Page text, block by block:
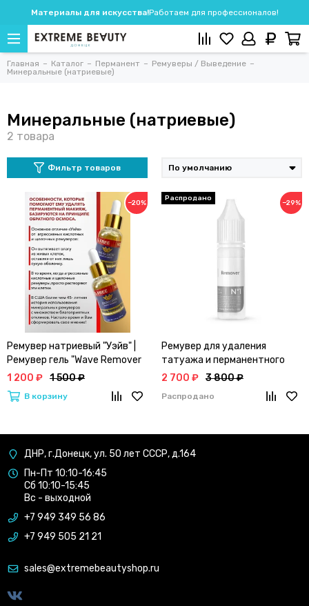
Материалы для искусства!Работаем для профессионалов!
Главная Каталог Перманент
Ремуверы / Выведение
Минеральные (натриевые)
Минеральные (натриевые)
Фильтр товаров
−20%
Ремувер натриевый "Уэйв" |
Ремувер гель "Wave Remover
Gel" | CORONA COLORS
1 200 ₽ 1 500 ₽
В корзину
−29%
Ремувер для удаления
татуажа и перманентного
макияжа Hanafy
2 700 ₽ 3 800 ₽
Распродано
ДНР, г.Донецк, ул. 50 лет СССР, д.164
Пн-Пт 10:10-16:45
Сб 10:10-15:45
Вс - выходной
+7 949 349 56 86
+7 949 505 21 21
sales@extremebeautyshop.ru